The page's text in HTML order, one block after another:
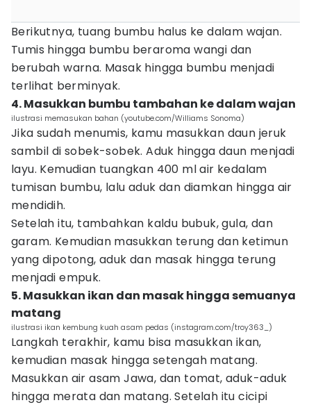
Berikutnya, tuang bumbu halus ke dalam wajan.
Tumis hingga bumbu beraroma wangi dan
berubah warna. Masak hingga bumbu menjadi
terlihat berminyak.
4. Masukkan bumbu tambahan ke dalam wajan
ilustrasi memasukan bahan (youtube.com/Williams Sonoma)
Jika sudah menumis, kamu masukkan daun jeruk
sambil di sobek-sobek. Aduk hingga daun menjadi
layu. Kemudian tuangkan 400 ml air kedalam
tumisan bumbu, lalu aduk dan diamkan hingga air
mendidih.
Setelah itu, tambahkan kaldu bubuk, gula, dan
garam. Kemudian masukkan terung dan ketimun
yang dipotong, aduk dan masak hingga terung
menjadi empuk.
5. Masukkan ikan dan masak hingga semuanya
matang
ilustrasi ikan kembung kuah asam pedas (instagram.com/troy363_)
Langkah terakhir, kamu bisa masukkan ikan,
kemudian masak hingga setengah matang.
Masukkan air asam Jawa, dan tomat, aduk-aduk
hingga merata dan matang. Setelah itu cicipi